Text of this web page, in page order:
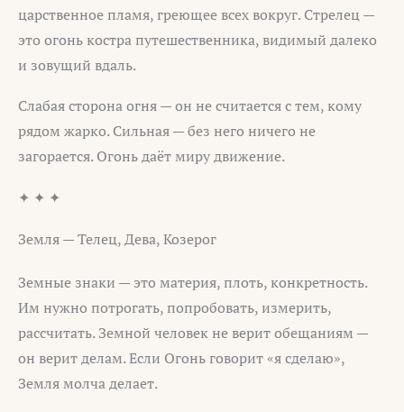
царственное пламя, греющее всех вокруг. Стрелец —
это огонь костра путешественника, видимый далеко
и зовущий вдаль.
Слабая сторона огня — он не считается с тем, кому
рядом жарко. Сильная — без него ничего не
загорается. Огонь даёт миру движение.
✦ ✦ ✦
Земля — Телец, Дева, Козерог
Земные знаки — это материя, плоть, конкретность.
Им нужно потрогать, попробовать, измерить,
рассчитать. Земной человек не верит обещаниям —
он верит делам. Если Огонь говорит «я сделаю»,
Земля молча делает.